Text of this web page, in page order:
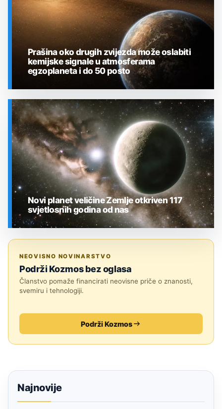
SVEMIR
Prašina oko drugih zvijezda može oslabiti
kemijske signale u atmosferama
egzoplaneta i do 50 posto
Novi planet veličine Zemlje otkriven 117
svjetlosnih godina od nas
NEOVISNO NOVINARSTVO
Podrži Kozmos bez oglasa
Članstvo pomaže financirati neovisne priče o znanosti,
svemiru i tehnologiji.
Podrži Kozmos
Najnovije